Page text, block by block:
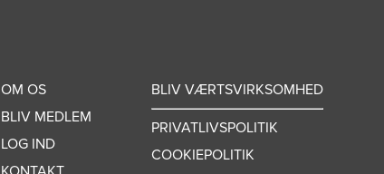
OM OS
BLIV MEDLEM
LOG IND
BLIV VÆRTSVIRKSOMHED
PRIVATLIVSPOLITIK
COOKIEPOLITIK